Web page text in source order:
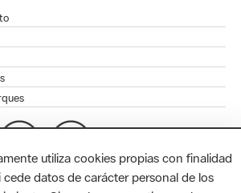
utiliza cookies propias con finalidad
datos de carácter personal de los